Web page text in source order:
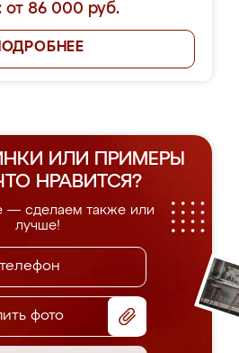
от 86 000 руб.
ИЛИ ПРИМЕРЫ
НРАВИТСЯ?
— сделаем также или
лучше!
фото